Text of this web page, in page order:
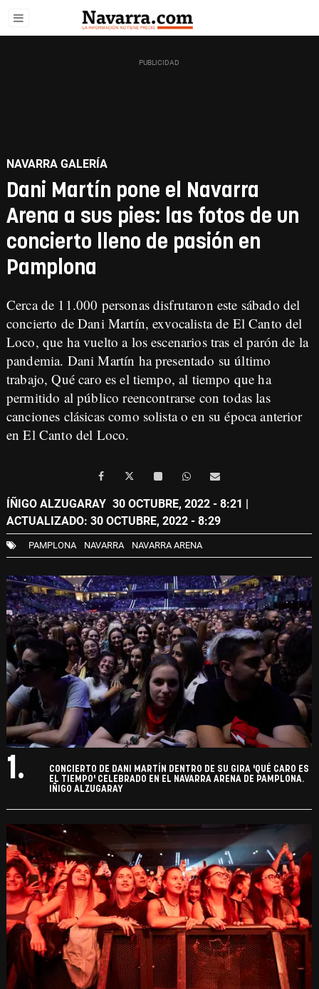
NAVARRA GALERÍA
Dani Martín pone el Navarra
Arena a sus pies: las fotos de un
concierto lleno de pasión en
Pamplona
Cerca de 11.000 personas disfrutaron este sábado del
concierto de Dani Martín, exvocalista de El Canto del
Loco, que ha vuelto a los escenarios tras el parón de la
pandemia. Dani Martín ha presentado su último
trabajo, Qué caro es el tiempo, al tiempo que ha
permitido al público reencontrarse con todas las
canciones clásicas como solista o en su época anterior
en El Canto del Loco.
ÍÑIGO ALZUGARAY 30 OCTUBRE, 2022 - 8:21 |
ACTUALIZADO: 30 OCTUBRE, 2022 - 8:29
PAMPLONA NAVARRA NAVARRA ARENA
1.
CONCIERTO DE DANI MARTÍN DENTRO DE SU GIRA 'QUÉ CARO ES
EL TIEMPO' CELEBRADO EN EL NAVARRA ARENA DE PAMPLONA.
IÑIGO ALZUGARAY